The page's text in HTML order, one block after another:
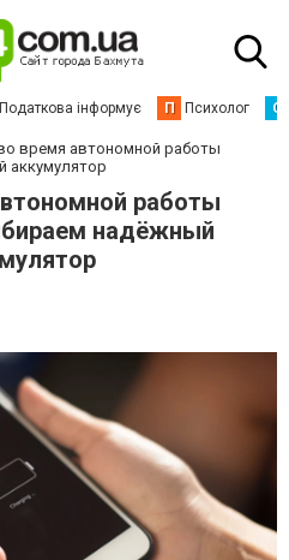
Податкова інформує П Психолог С
время автономной работы
аккумулятор
работы
надёжный